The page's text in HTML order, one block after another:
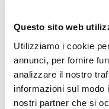
Questo sito web
Utilizziamo i cookie
annunci, per fornire
analizzare il nostro
informazioni sul
nostri partner che si